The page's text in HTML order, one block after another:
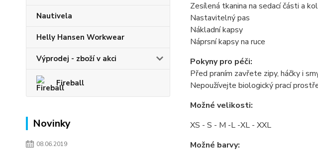
Nautivela
Helly Hansen Workwear
Výprodej - zboží v akci
Fireball
Novinky
08.06.2019
Zesílená tkanina na sedací části a
Nastavitelný pas
Nákladní kapsy
Náprsní kapsy na ruce
Pokyny pro péči:
Před praním zavřete zipy, háčky i
Nepoužívejte biologický prací
Možné velikosti:
XS - S - M -L -XL - XXL
Možné barvy: